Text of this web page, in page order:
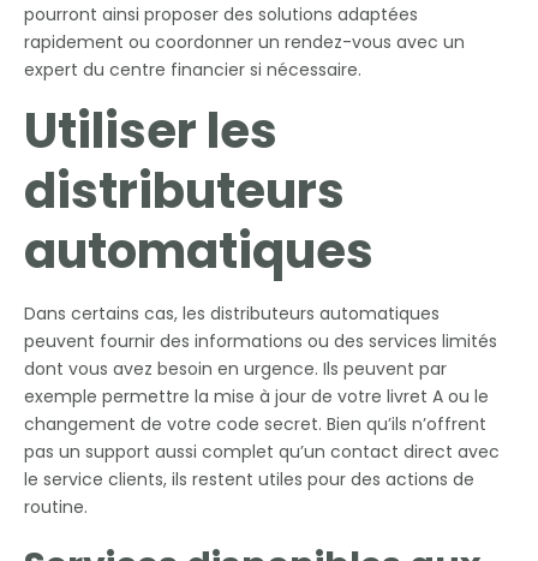
pourront ainsi proposer des solutions adaptées
rapidement ou coordonner un rendez-vous avec un
expert du centre financier si nécessaire.
Utiliser les
distributeurs
automatiques
Dans certains cas, les distributeurs automatiques
peuvent fournir des informations ou des services limités
dont vous avez besoin en urgence. Ils peuvent par
exemple permettre la mise à jour de votre livret A ou le
changement de votre code secret. Bien qu’ils n’offrent
pas un support aussi complet qu’un contact direct avec
le service clients, ils restent utiles pour des actions de
routine.